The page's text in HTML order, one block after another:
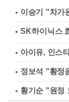
이승기 "차가
아이유, 인스
정보석 "황정
황기순 "원정